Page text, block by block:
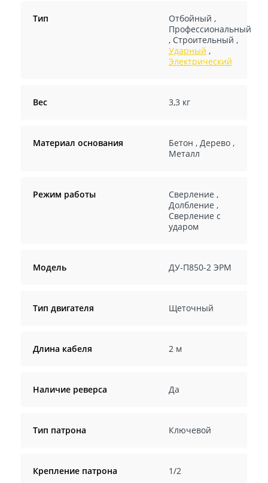
Тип Отбойный ,
Профессиональный
, Строительный ,
Ударный ,
Электрический
Вес 3,3 кг
Материал основания Бетон , Дерево,
Металл
Режим работы Сверление ,
Долбление ,
Сверление с
ударом
Модель ДУ-П850-2 ЭРМ
Тип двигателя Щеточный
Длина кабеля 2 м
Наличие реверса Да
Тип патрона Ключевой
Крепление патрона 1/2